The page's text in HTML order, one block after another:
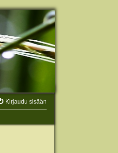
Kirjaudu sisään